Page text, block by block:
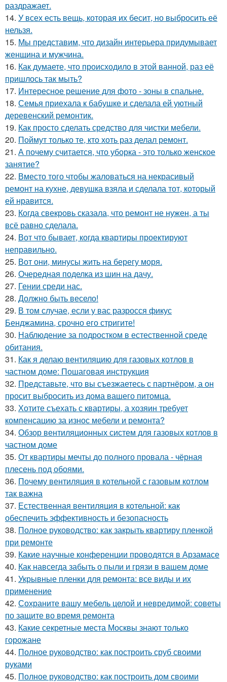
раздражает.
14. У всех есть вещь, которая их бесит, но выбросить её
нельзя.
15. Мы представим, что дизайн интерьера придумывает
женщина и мужчина.
16. Как думаете, что происходило в этой ванной, раз её
пришлось так мыть?
17. Интересное решение для фото - зоны в спальне.
18. Семья приехала к бабушке и сделала ей уютный
деревенский ремонтик.
19. Как просто сделать средство для чистки мебели.
20. Поймут только те, кто хоть раз делал ремонт.
21. А почему считается, что уборка - это только женское
занятие?
22. Вместо того чтобы жаловаться на некрасивый
ремонт на кухне, девушка взяла и сделала тот, который
ей нравится.
23. Когда свекровь сказала, что ремонт не нужен, а ты
всё равно сделала.
24. Вот что бывает, когда квартиры проектируют
неправильно.
25. Вот они, минусы жить на берегу моря.
26. Очередная поделка из шин на дачу.
27. Гении среди нас.
28. Должно быть весело!
29. В том случае, если у вас разросся фикус
Бенджамина, срочно его стригите!
30. Наблюдение за подростком в естественной среде
обитания.
31. Как я делаю вентиляцию для газовых котлов в
частном доме: Пошаговая инструкция
32. Представьте, что вы съезжаетесь с партнёром, а он
просит выбросить из дома вашего питомца.
33. Хотите съехать с квартиры, а хозяин требует
компенсацию за износ мебели и ремонта?
34. Обзор вентиляционных систем для газовых котлов в
частном доме
35. От квартиры мечты до полного провала - чёрная
плесень под обоями.
36. Почему вентиляция в котельной с газовым котлом
так важна
37. Естественная вентиляция в котельной: как
обеспечить эффективность и безопасность
38. Полное руководство: как закрыть квартиру пленкой
при ремонте
39. Какие научные конференции проводятся в Арзамасе
40. Как навсегда забыть о пыли и грязи в вашем доме
41. Укрывные пленки для ремонта: все виды и их
применение
42. Сохраните вашу мебель целой и невредимой: советы
по защите во время ремонта
43. Какие секретные места Москвы знают только
горожане
44. Полное руководство: как построить сруб своими
руками
45. Полное руководство: как построить дом своими